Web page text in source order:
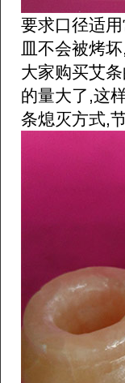
要求口径适
皿不会被烤
大家购买艾
的量大了,这
条熄灭方式,